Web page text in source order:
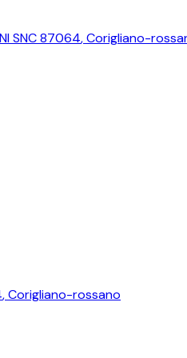
SNC 87064,Corigliano-
,Corigliano-rossano